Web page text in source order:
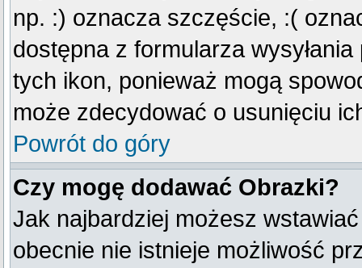
np. :) oznacza szczęście, :(
dostępna z formularza
tych ikon, ponieważ mogą
może zdecydować o usunięciu
Powrót do góry
Czy mogę dodawać Obrazki?
Jak najbardziej możesz
obecnie nie istnieje możliwość